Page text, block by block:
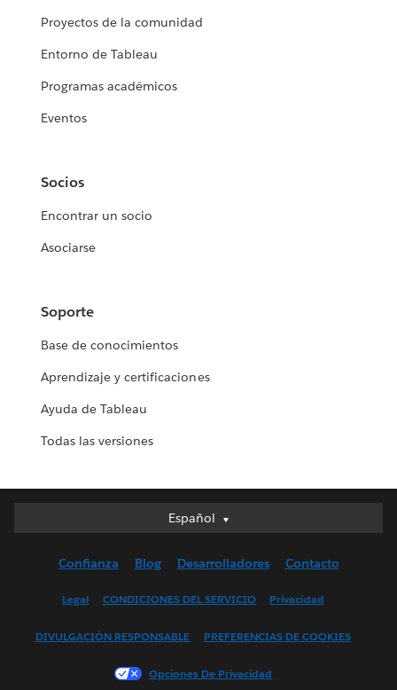
Proyectos de la comunidad
Entorno de Tableau
Programas académicos
Eventos
Socios
Encontrar un socio
Asociarse
Soporte
Base de conocimientos
Aprendizaje y certificaciones
Ayuda de Tableau
Todas las versiones
Español
Español
English (UK)
Français (France)
Confianza Blog Desarrolladores Contacto
Legal CONDICIONES DEL SERVICIO Privacidad
DIVULGACIÓN RESPONSABLE PREFERENCIAS DE COOKIES
Opciones De Privacidad